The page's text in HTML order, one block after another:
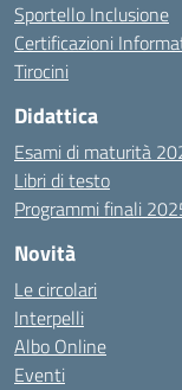
Sportello Inclusione
Certificazioni
Tirocini
Didattica
Esami di maturità
Libri di testo
Programmi finali
Novità
Le circolari
Interpelli
Albo Online
Eventi